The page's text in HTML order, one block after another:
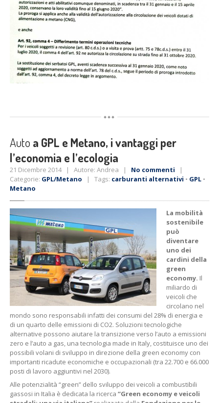
Auto a GPL e Metano, i vantaggi per
l’economia e l’ecologia
21 Dicembre 2014 | Autore: Andrea | No commenti |
Categorie: GPL/Metano | Tags: carburanti alternativi • GPL •
Metano
La mobilità
sostenibile
può
diventare
uno dei
cardini della
green
economy. Il
miliardo di
veicoli che
circolano nel
mondo sono responsabili infatti dei consumi del 28% di energia e
di un quarto delle emissioni di CO2. Soluzioni tecnologiche
alternative possono aiutare la transizione verso l’auto a emissioni
zero e l’auto a gas, una tecnologia made in Italy, costituisce uno dei
possibili volani di sviluppo in direzione della green economy con
importanti ricadute economiche e occupazionali (tra 22.700 e 66.000
posti di lavoro aggiuntivi nel 2030).
Alle potenzialità “green” dello sviluppo dei veicoli a combustibili
gassosi in Italia è dedicata la ricerca “Green economy e veicoli